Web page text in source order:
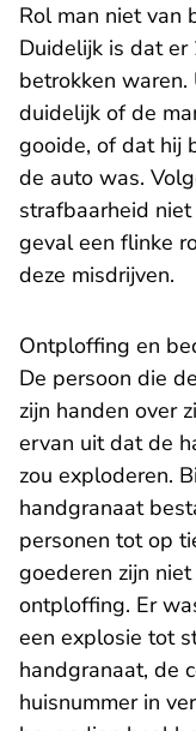
Rol man niet van
Duidelijk is dat
betrokken
duidelijk of de
gooide, of dat hij
de auto was.
strafbaarheid
geval een flinke
deze misdrijven.
Ontploffing en
De persoon die
zijn handen over
ervan uit dat de
zou exploderen.
handgranaat
personen tot op
goederen zijn
ontploffing. Er
een explosie tot
handgranaat, de
huisnummer in